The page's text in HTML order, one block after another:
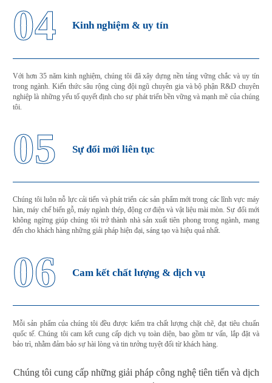
04 Kinh nghiệm & uy tín
Với hơn 35 năm kinh nghiệm, chúng tôi đã xây dựng nền tảng vững chắc và uy tín
trong ngành. Kiến thức sâu rộng cùng đội ngũ chuyên gia và bộ phận R&D chuyên
nghiệp là những yếu tố quyết định cho sự phát triển bền vững và mạnh mẽ của chúng
tôi.
05 Sự đổi mới liên tục
Chúng tôi luôn nỗ lực cải tiến và phát triển các sản phẩm mới trong các lĩnh vực máy
hàn, máy chế biến gỗ, máy ngành thép, động cơ điện và vật liệu mài mòn. Sự đổi mới
không ngừng giúp chúng tôi trở thành nhà sản xuất tiên phong trong ngành, mang
đến cho khách hàng những giải pháp hiện đại, sáng tạo và hiệu quả nhất.
06 Cam kết chất lượng & dịch vụ
Mỗi sản phẩm của chúng tôi đều được kiểm tra chất lượng chặt chẽ, đạt tiêu chuẩn
quốc tế. Chúng tôi cam kết cung cấp dịch vụ toàn diện, bao gồm tư vấn, lắp đặt và
bảo trì, nhằm đảm bảo sự hài lòng và tin tưởng tuyệt đối từ khách hàng.
Chúng tôi cung cấp những giải pháp công nghệ tiên tiến và dịch